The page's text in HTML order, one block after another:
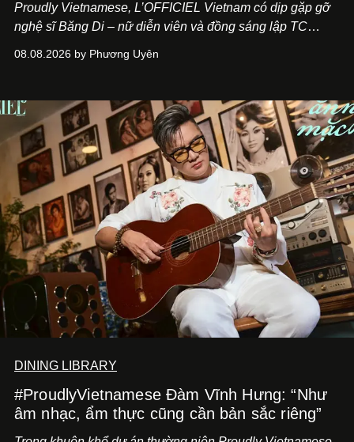
Proudly Vietnamese, L’OFFICIEL Vietnam có dịp gặp gỡ
nghệ sĩ Băng Di – nữ diễn viên và đồng sáng lập TC
Kitchen Bar và SALEM tại TP.HCM.
08.08.2026 by Phương Uyên
DINING LIBRARY
#ProudlyVietnamese Đàm Vĩnh Hưng: “Như
âm nhạc, ẩm thực cũng cần bản sắc riêng”